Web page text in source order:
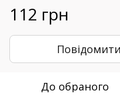
112 грн
До обраного